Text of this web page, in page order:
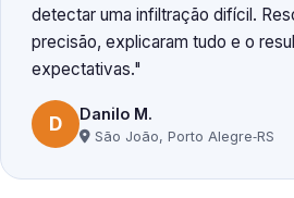
detectar uma infiltração difícil.
precisão, explicaram tudo e o
expectativas.
D Danilo M.
São João, Porto Alegre‑RS